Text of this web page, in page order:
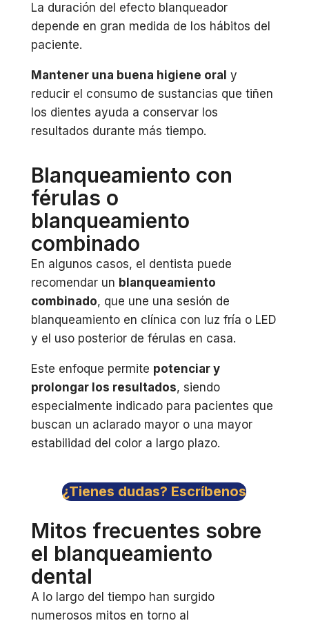
La duración del efecto blanqueador
depende en gran medida de los hábitos del
paciente.
Mantener una buena higiene oral y
reducir el consumo de sustancias que tiñen
los dientes ayuda a conservar los
resultados durante más tiempo.
Blanqueamiento con
férulas o
blanqueamiento
combinado
En algunos casos, el dentista puede
recomendar un blanqueamiento
combinado, que une una sesión de
blanqueamiento en clínica con luz fría o LED
y el uso posterior de férulas en casa.
Este enfoque permite potenciar y
prolongar los resultados, siendo
especialmente indicado para pacientes que
buscan un aclarado mayor o una mayor
estabilidad del color a largo plazo.
¿Tienes dudas? Escríbenos
Mitos frecuentes sobre
el blanqueamiento
dental
A lo largo del tiempo han surgido
numerosos mitos en torno al